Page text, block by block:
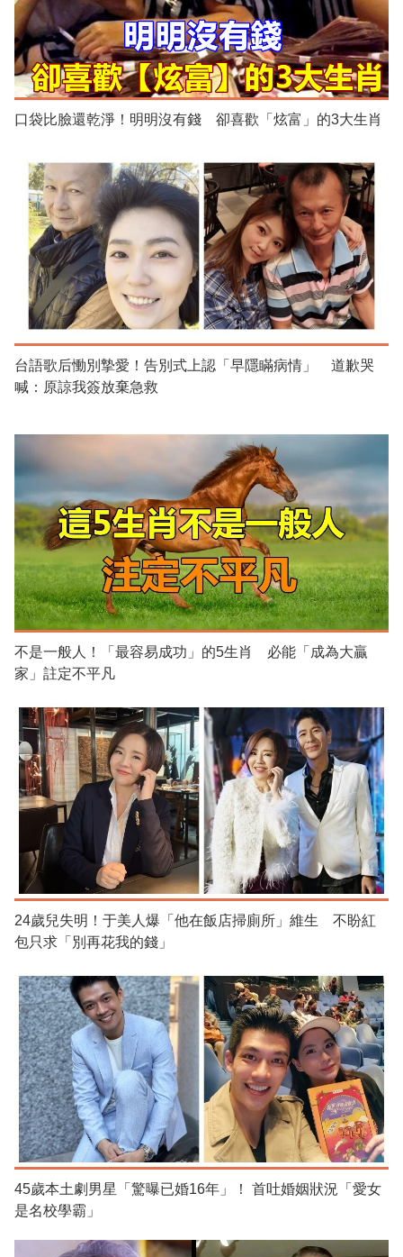
口袋比臉還乾淨！明明沒有錢 卻喜歡「炫富」的3大生肖
台語歌后慟別摯愛！告別式上認「早隱瞞病情」 道歉哭
喊：原諒我簽放棄急救
不是一般人！「最容易成功」的5生肖 必能「成為大贏
家」註定不平凡
24歲兒失明！于美人爆「他在飯店掃廁所」維生 不盼紅
包只求「別再花我的錢」
45歲本土劇男星「驚曝已婚16年」！ 首吐婚姻狀況「愛女
是名校學霸」